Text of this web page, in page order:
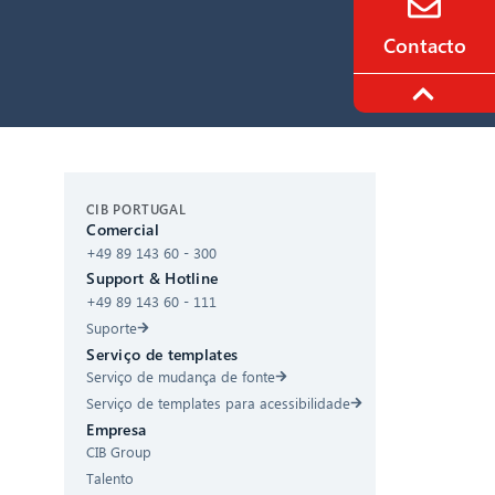
CIB PORTUGAL
Comercial
+49 89 143 60 - 300
Support & Hotline
+49 89 143 60 - 111
Suporte
Serviço de templates
Serviço de mudança de fonte
Serviço de templates para acessibilidade
Empresa
CIB Group
Talento
Olá! O que posso fazer por si?
Contacto